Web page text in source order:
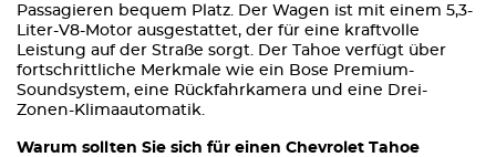
Passagieren bequem Platz. Der Wagen ist mit einem 5,3-
Liter-V8-Motor ausgestattet, der für eine kraftvolle
Leistung auf der Straße sorgt. Der Tahoe verfügt über
fortschrittliche Merkmale wie ein Bose Premium-
Soundsystem, eine Rückfahrkamera und eine Drei-
Zonen-Klimaautomatik.
Warum sollten Sie sich für einen Chevrolet Tahoe